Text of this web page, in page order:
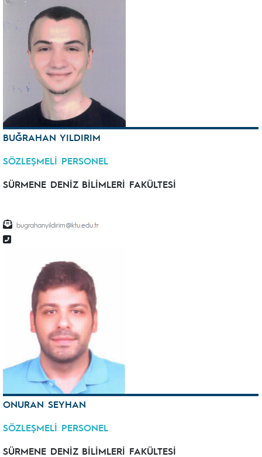
BUĞRAHAN YILDIRIM
SÖZLEŞMELİ PERSONEL
SÜRMENE DENİZ BİLİMLERİ FAKÜLTESİ
bugrahanyildirim
ONURAN SEYHAN
SÖZLEŞMELİ PERSONEL
SÜRMENE DENİZ BİLİMLERİ FAKÜLTESİ